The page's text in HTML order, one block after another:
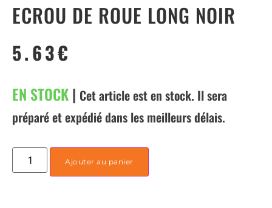
ECROU DE ROUE LONG NOIR
5.63€
EN STOCK| Cet article est en stock. Il sera
préparé et expédié dans les meilleurs délais.
Ajouter au panier